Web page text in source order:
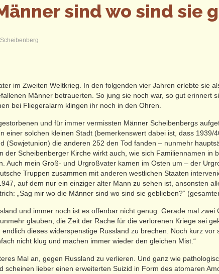
sind wo sind sie
im Zweiten Weltkrieg. In den folgenden vier Jahren erlebte sie
Männer betrauerten. So jung sie noch war, so gut erinnert
bei Fliegeralarm klingen ihr noch in den Ohren.
und für immer vermissten Männer Scheibenbergs
einer solchen kleinen Stadt (bemerkenswert dabei ist, dass 1939/
(Sowjetunion) die anderen 252 den Tod fanden – nunmehr
der Scheibenberger Kirche wirkt auch, wie sich Familiennamen in
Auch mein Groß- und Urgroßvater kamen im Osten um – der
Truppen zusammen mit anderen westlichen Staaten
auf dem nur ein einziger alter Mann zu sehen ist, ansonsten
„Sag mir wo die Männer sind wo sind sie geblieben?“
und immer noch ist es offenbar nicht genug. Gerade mal zwei
glauben, die Zeit der Rache für die verlorenen Kriege sei
dieses widerspenstige Russland zu brechen. Noch kurz vor
nicht klug und machen immer wieder den gleichen Mist.“
Mal an, gegen Russland zu verlieren. Und ganz wie
scheinen lieber einen erweiterten Suizid in Form des atomaren